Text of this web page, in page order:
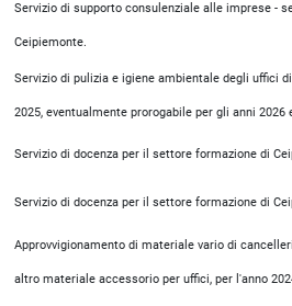
Servizio di supporto consulenziale alle imprese -
Ceipiemonte.
Servizio di pulizia e igiene ambientale degli uffici
2025, eventualmente prorogabile per gli anni 2026
Servizio di docenza per il settore formazione di
Servizio di docenza per il settore formazione di
Approvvigionamento di materiale vario di
altro materiale accessorio per uffici, per l'anno